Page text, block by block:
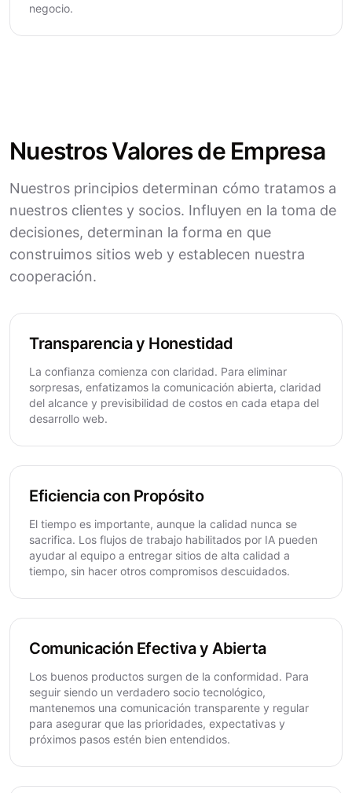
negocio.
Nuestros Valores de Empresa
Nuestros principios determinan cómo tratamos a
nuestros clientes y socios. Influyen en la toma de
decisiones, determinan la forma en que
construimos sitios web y establecen nuestra
cooperación.
Transparencia y Honestidad
La confianza comienza con claridad. Para eliminar
sorpresas, enfatizamos la comunicación abierta, claridad
del alcance y previsibilidad de costos en cada etapa del
desarrollo web.
Eficiencia con Propósito
El tiempo es importante, aunque la calidad nunca se
sacrifica. Los flujos de trabajo habilitados por IA pueden
ayudar al equipo a entregar sitios de alta calidad a
tiempo, sin hacer otros compromisos descuidados.
Comunicación Efectiva y Abierta
Los buenos productos surgen de la conformidad. Para
seguir siendo un verdadero socio tecnológico,
mantenemos una comunicación transparente y regular
para asegurar que las prioridades, expectativas y
próximos pasos estén bien entendidos.